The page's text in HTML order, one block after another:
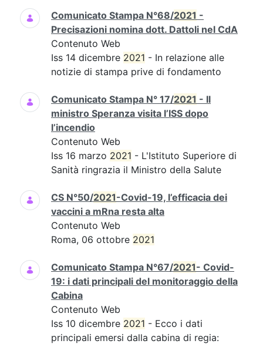
Comunicato Stampa N°68/2021 -
Precisazioni nomina dott. Dattoli nel CdA
Contenuto Web
Iss 14 dicembre 2021 - In relazione alle
notizie di stampa prive di fondamento
Comunicato Stampa N° 17/2021 - Il
ministro Speranza visita l’ISS dopo
l’incendio
Contenuto Web
Iss 16 marzo 2021 - L'Istituto Superiore di
Sanità ringrazia il Ministro della Salute
CS N°50/2021-Covid-19, l’efficacia dei
vaccini a mRna resta alta
Contenuto Web
Roma, 06 ottobre 2021
Comunicato Stampa N°67/2021- Covid-
19: i dati principali del monitoraggio della
Cabina
Contenuto Web
Iss 10 dicembre 2021 - Ecco i dati
principali emersi dalla cabina di regia: